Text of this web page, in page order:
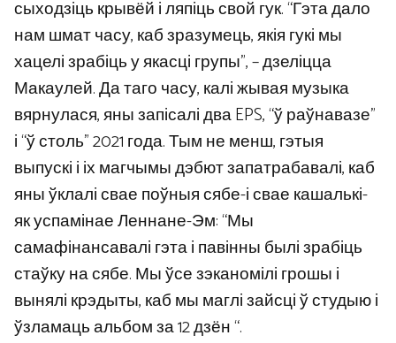
сыходзіць крывёй і ляпіць свой гук. “Гэта дало
нам шмат часу, каб зразумець, якія гукі мы
хацелі зрабіць у якасці групы”, – дзеліцца
Макаулей. Да таго часу, калі жывая музыка
вярнулася, яны запісалі два EPS, “ў раўнавазе”
і “ў столь” 2021 года. Тым не менш, гэтыя
выпускі і іх магчымы дэбют запатрабавалі, каб
яны ўклалі свае поўныя сябе-і свае кашалькі-
як успамінае Леннане-Эм: “Мы
самафінансавалі гэта і павінны былі зрабіць
стаўку на сябе. Мы ўсе зэканомілі грошы і
вынялі крэдыты, каб мы маглі зайсці ў студыю і
ўзламаць альбом за 12 дзён “.